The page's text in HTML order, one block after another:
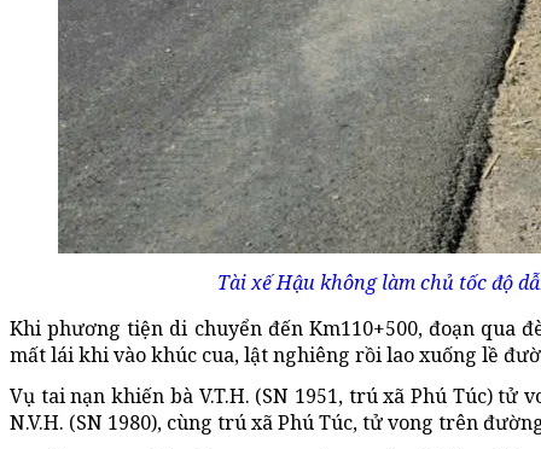
Tài xế Hậu không làm chủ tốc độ
Khi phương tiện di chuyển đến Km110+500, đoạn qua
mất lái khi vào khúc cua, lật nghiêng rồi lao xuống lề
Vụ tai nạn khiến bà V.T.H. (SN 1951, trú xã Phú Túc) tử
N.V.H. (SN 1980), cùng trú xã Phú Túc, tử vong trên